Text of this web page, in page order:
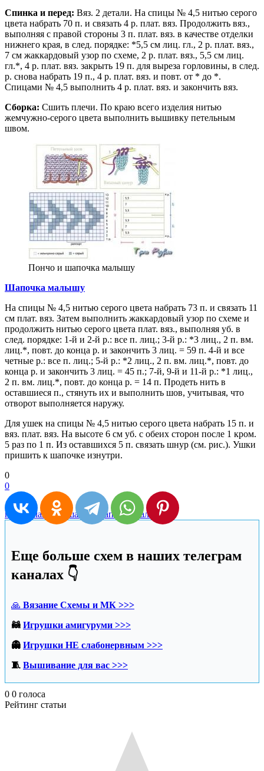
Спинка и перед: Вяз. 2 детали. На спицы № 4,5 нитью серого
цвета набрать 70 п. и связать 4 р. плат. вяз. Продолжить вяз.,
выполняя с правой стороны 3 п. плат. вяз. в качестве отделки
нижнего края, в след. порядке: *5,5 см лиц. гл., 2 р. плат. вяз.,
7 см жаккардовый узор по схеме, 2 р. плат. вяз., 5,5 см лиц.
гл.*, 4 р. плат. вяз. закрыть 19 п. для выреза горловины, в след.
р. снова набрать 19 п., 4 р. плат. вяз. и повт. от * до *.
Спицами № 4,5 выполнить 4 р. плат. вяз. и закончить вяз.
Сборка: Сшить плечи. По краю всего изделия нитью
жемчужно-серого цвета выполнить вышивку петельным
швом.
Пончо и шапочка малышу
Шапочка малышу
На спицы № 4,5 нитью серого цвета набрать 73 п. и связать 11
см плат. вяз. Затем выполнить жаккардовый узор по схеме и
продолжить нитью серого цвета плат. вяз., выполняя уб. в
след. порядке: 1-й и 2-й р.: все п. лиц.; 3-й р.: *3 лиц., 2 п. вм.
лиц.*, повт. до конца р. и закончить 3 лиц. = 59 п. 4-й и все
четные р.: все п. лиц.; 5-й р.: *2 лиц., 2 п. вм. лиц.*, повт. до
конца р. и закончить 3 лиц. = 45 п.; 7-й, 9-й и 11-й р.: *1 лиц.,
2 п. вм. лиц.*, повт. до конца р. = 14 п. Продеть нить в
оставшиеся п., стянуть их и выполнить шов, учитывая, что
отворот выполняется наружу.
Для ушек на спицы № 4,5 нитью серого цвета набрать 15 п. и
вяз. плат. вяз. На высоте 6 см уб. с обеих сторон после 1 кром.
5 раз по 1 п. Из оставшихся 5 п. связать шнур (см. рис.). Ушки
пришить к шапочке изнутри.
0
0
пончо малышу шапка Шапочка малышу
Еще больше схем в наших телеграм
каналах 👇
🙏 Вязание Схемы и МК >>>
🦝 Игрушки амигуруми >>>
👻 Игрушки НЕ слабонервным >>>
🧵 Вышивание для вас >>>
0 0 голоса
Рейтинг статьи